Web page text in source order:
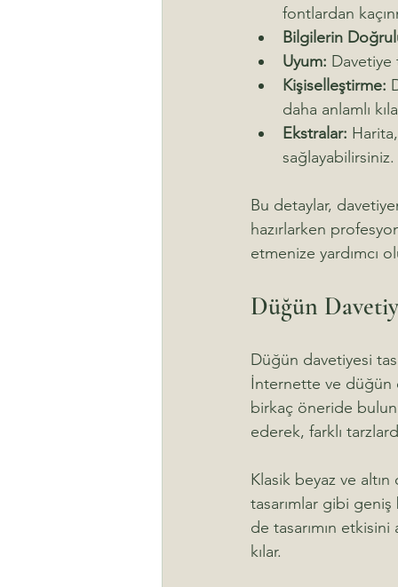
fontlardan
Bilgilerin
Uyum: Davetiye
Kişiselleştirme:
daha anlamlı
Ekstralar:
sağlayabilirsiniz.
Bu detaylar,
hazırlarken
etmenize yardımcı
Düğün
Düğün davetiyesi
İnternette ve düğün
birkaç öneride
ederek, farklı
Klasik beyaz ve
tasarımlar gibi
de tasarımın
kılar.